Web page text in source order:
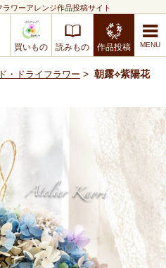
ラワーアレンジ作品投稿サイト
買いもの 読みもの 作品投稿
・ドライフラワー > 朝露︎︎⟡紫陽花